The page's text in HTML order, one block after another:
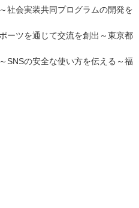
社会実装共同プログラムの開発を
ーツを通じて交流を創出～東京都
SNSの安全な使い方を伝える～福